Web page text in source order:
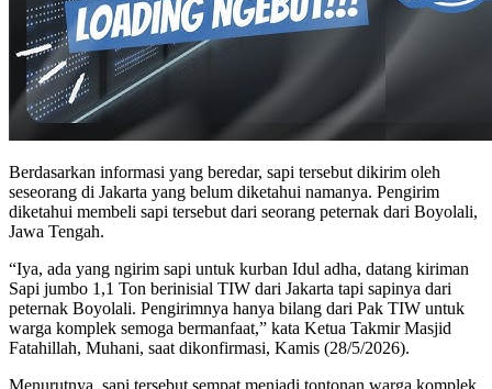
Berdasarkan informasi yang beredar, sapi tersebut dikirim oleh
seseorang di Jakarta yang belum diketahui namanya. Pengirim
diketahui membeli sapi tersebut dari seorang peternak dari Boyolali,
Jawa Tengah.
“Iya, ada yang ngirim sapi untuk kurban Idul adha, datang kiriman
Sapi jumbo 1,1 Ton berinisial TIW dari Jakarta tapi sapinya dari
peternak Boyolali. Pengirimnya hanya bilang dari Pak TIW untuk
warga komplek semoga bermanfaat,” kata Ketua Takmir Masjid
Fatahillah, Muhani, saat dikonfirmasi, Kamis (28/5/2026).